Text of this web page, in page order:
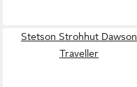
Stetson Strohhut Dawson
Traveller